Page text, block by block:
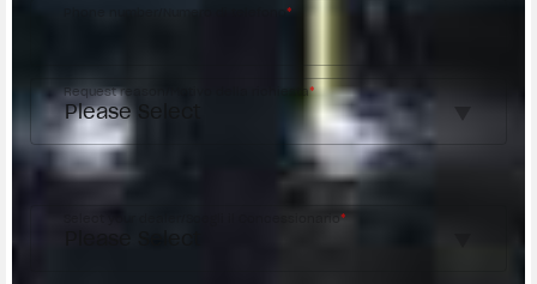
*
Request reason/Motivo della richiesta*
Access the Dealer Locator
*